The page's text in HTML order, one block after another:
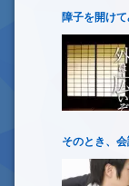
障子を開け
そのとき、会